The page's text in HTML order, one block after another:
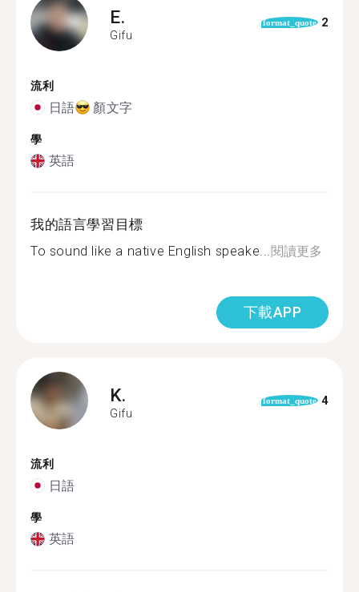
E.
Gifu
format_quote 2
流利
日語 顏文字
學
英語
我的語言學習目標
To sound like a native English speake...閱讀更多
下載APP
K.
Gifu
format_quote 4
流利
日語
學
英語